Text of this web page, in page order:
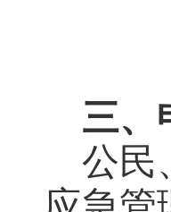
三、
公民